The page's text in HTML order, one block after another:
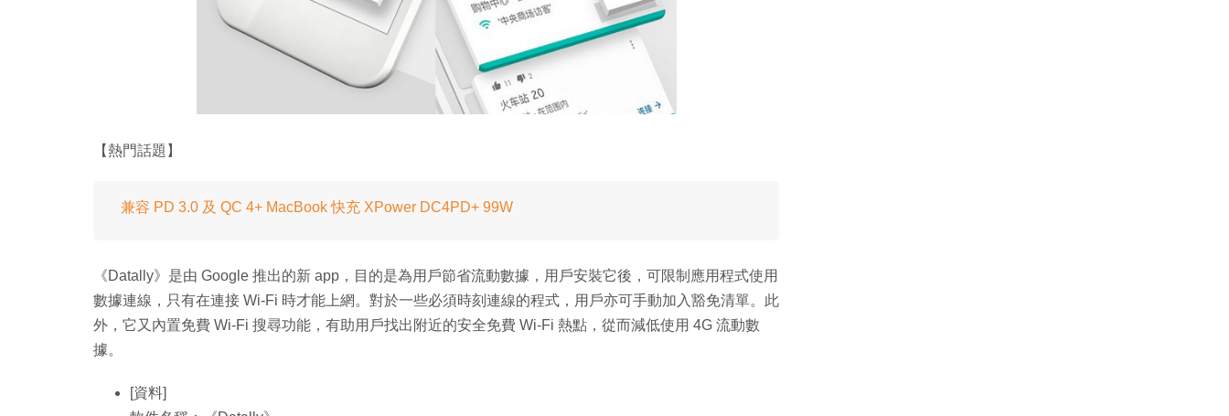
【熱門話題】
兼容 PD 3.0 及 QC 4+ MacBook 快充 XPower DC4PD+ 99W
《Datally》是由 Google 推出的新 app，目的是為用戶節省流動數據，用戶安裝它後，可限制應用程式使用
數據連線，只有在連接 Wi-Fi 時才能上網。對於一些必須時刻連線的程式，用戶亦可手動加入豁免清單。此
外，它又內置免費 Wi-Fi 搜尋功能，有助用戶找出附近的安全免費 Wi-Fi 熱點，從而減低使用 4G 流動數
據。
[資料]